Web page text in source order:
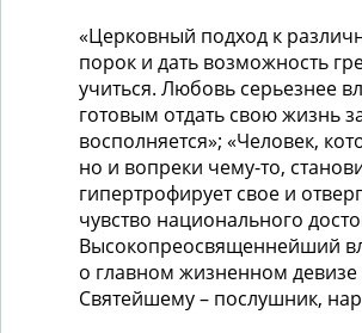
«Церковный подход к
порок и дать возможность
учиться. Любовь серьезнее
готовым отдать свою жизнь
восполняется»; «Человек,
но и вопреки чему-то,
гипертрофирует свое и
чувство национального
Высокопреосвященнейший
о главном жизненном девизе
Святейшему – послушник,